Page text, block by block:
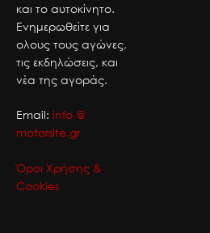
και το αυτοκίνητο.
Ενημερωθείτε για
ολους τους αγώνες,
τις εκδηλώσεις, και
νέα της αγοράς.
Email: info @
motorsite.gr
Όροι Χρήσης &
Cookies